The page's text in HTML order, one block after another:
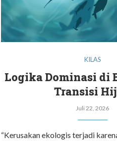
KILAS
Logika Dominasi di
Transisi
Juli 22, 2026
“Kerusakan ekologis terjadi